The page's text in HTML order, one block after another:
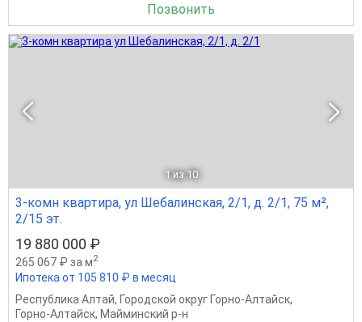
Позвонить
1 из 10
3-комн квартира, ул Шебалинская, 2/1, д. 2/1, 75 м²,
2/15 эт.
19 880 000 ₽
265 067 ₽ за м2
Ипотека от 105 810 ₽ в месяц
Республика Алтай, Городской округ Горно-Алтайск,
Горно-Алтайск, Майминский р-н